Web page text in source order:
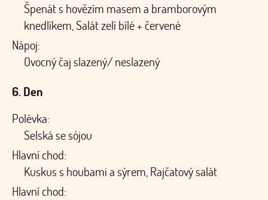
Špenát s hovězím masem a bramborovým
knedlíkem, Salát zelí bílé + červené
Nápoj:
Ovocný čaj slazený/ neslazený
6. Den
Polévka:
Selská se sójou
Hlavní chod:
Kuskus s houbami a sýrem, Rajčatový salát
Hlavní chod: